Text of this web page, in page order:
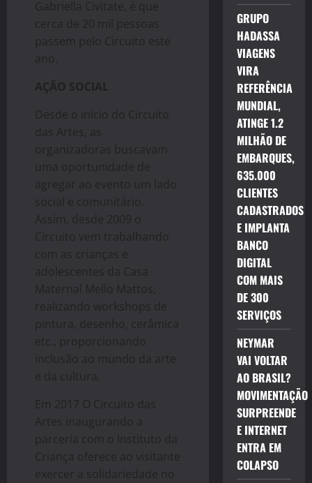
Gabriella Civitate, é que
cerca de 20 mil pessoas
passem pelo Circuito este
ano.
AÇÃO SOCIAL
Desde o início do Circuito
das Artes, as
organizadoras buscavam
uma oportunidade de
agregar ao evento um lado
social e comunitário.
Assim, desde 2009 o
Circuito vem trabalhando
com as crianças e
adolescentes da Casa
Maternal Mello Mattos,
realizando workshops de
pintura, desenho, cerâmica
etc., proporcionando
inclusão ao mundo da arte
e da cultura.
Em 2017 O Circuito das
Artes inaugurando a
parceria com o Instituto da
Criança oferece ao visitante
exercer a solidariedade no
GRUPO
HADASSA
VIAGENS
VIRA
REFERÊNCIA
MUNDIAL,
ATINGE 1.2
MILHÃO DE
EMBARQUES,
635.000
CLIENTES
CADASTRADOS
E IMPLANTA
BANCO
DIGITAL
COM MAIS
DE 300
SERVIÇOS
NEYMAR
VAI VOLTAR
AO BRASIL?
MOVIMENTAÇÃO
SURPREENDE
E INTERNET
ENTRA EM
COLAPSO